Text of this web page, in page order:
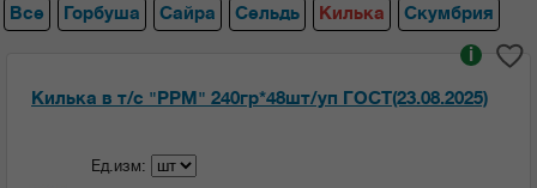
Все Горбуша Сайра Сельдь Килька Скумбрия
Килька в т/с "РРМ" 240гр*48шт/уп ГОСТ(23.08.2025)
i
Ед.изм: